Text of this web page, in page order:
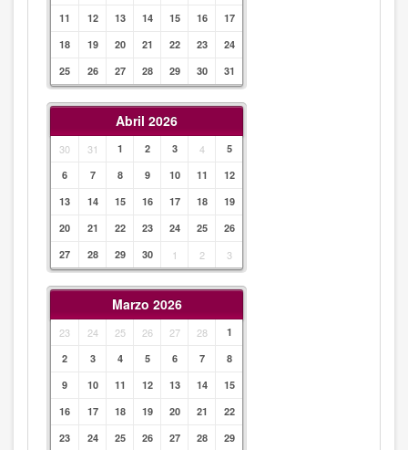
11
12 13 14 15 16
17
18
19 20 21 22 23
24
25
26 27 28 29 30 31
Abril 2026
30 31 1 2 3 4
5
6
7 8 9 10 11
12
13
14 15 16 17 18
19
20
21 22 23 24 25
26
27
28 29 30 1 2 3
Marzo 2026
23 24 25 26 27 28
1
2
3 4 5 6 7
8
9
10 11 12 13 14
15
16
17 18 19 20 21
22
23
24 25 26 27 28
29